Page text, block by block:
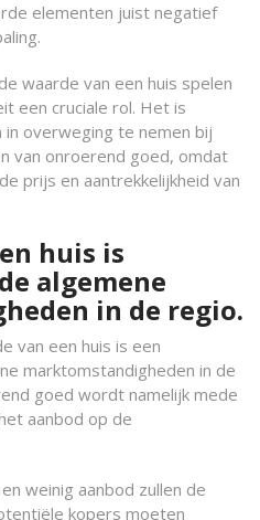
elementen juist negatief
waarde van een huis spelen
een cruciale rol. Het is
overweging te nemen bij
van onroerend goed, omdat
prijs en aantrekkelijkheid van
huis is
algemene
in de regio.
van een huis is een
marktomstandigheden in de
goed wordt namelijk mede
aanbod op de
weinig aanbod zullen de
kopers moeten